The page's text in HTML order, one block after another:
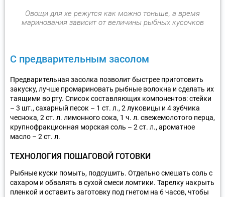
Овощи для хе режутся как можно тоньше, а время
маринования зависит от величины рыбных кусочков
С предварительным засолом
Предварительная засолка позволит быстрее приготовить
закуску, лучше промариновать рыбные волокна и сделать их
таящими во рту. Список составляющих компонентов: стейки
– 3 шт., сахарный песок – 1 ст. л., 2 луковицы и 4 зубчика
чеснока, 2 ст. л. лимонного сока, 1 ч. л. свежемолотого перца,
крупнофракционная морская соль – 2 ст. л., ароматное
масло – 2 ст. л.
ТЕХНОЛОГИЯ ПОШАГОВОЙ ГОТОВКИ
Рыбные куски помыть, подсушить. Отдельно смешать соль с
сахаром и обвалять в сухой смеси ломтики. Тарелку накрыть
пленкой и оставить заготовку под гнетом на 6 часов, чтобы